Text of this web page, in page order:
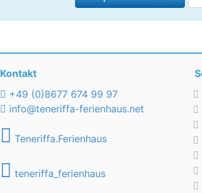
Kontakt
+49 (0)8677 674 99 97
info@teneriffa-ferienhaus.net
Teneriffa.Ferienhaus
teneriffa_ferienhaus